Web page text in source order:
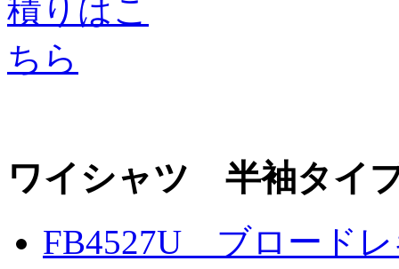
ワイシャツ 半袖タイ
FB4527U ブロード